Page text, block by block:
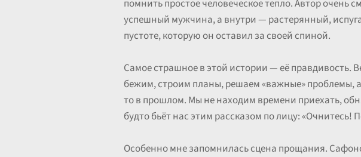
помнить простое человеческое тепло. Автор
успешный мужчина, а внутри — растерянный,
пустоте, которую он оставил за своей спиной.
Самое страшное в этой истории — её правдивость.
бежим, строим планы, решаем «важные» проблемы,
то в прошлом. Мы не находим времени приехать,
будто бьёт нас этим рассказом по лицу:
Особенно мне запомнилась сцена прощания.